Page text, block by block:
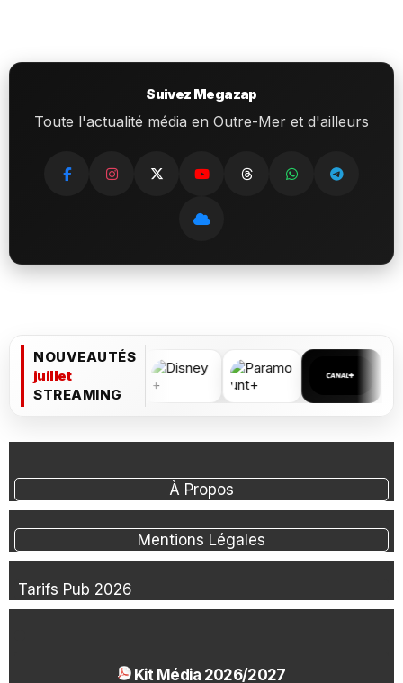
Suivez Megazap
Toute l'actualité média en Outre-Mer et d'ailleurs
NOUVEAUTÉS
juillet
STREAMING
À Propos
Mentions Légales
Tarifs Pub 2026
Kit Média 2026/2027